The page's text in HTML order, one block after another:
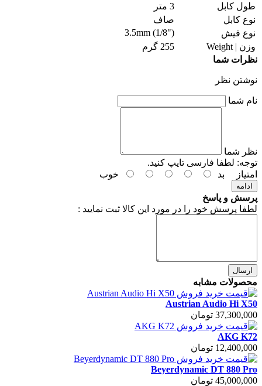
طول کابل
3 متر
نوع کابل
صاف
نوع فیش
3.5mm (1/8")
وزن | Weight
255 گرم
نظرات شما
نوشتن نظر
نام شما
نظر شما
توجه: لطفا فارسی تایپ کنید.
امتیاز
بد خوب
ادامه
پرسش و پاسخ
لطفا پرسش خود را در مورد این کالا ثبت نمایید :
ارسال
محصولات مشابه
Austrian Audio Hi X50
37,300,000 تومان
AKG K72
12,400,000 تومان
Beyerdynamic DT 880 Pro
45,000,000 تومان